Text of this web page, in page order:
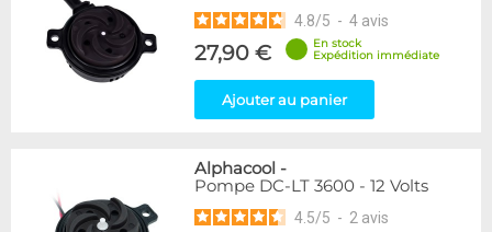
4.8/5 - 4 avis
27,90 €
En stock
Expédition immédiate
Ajouter au panier
Alphacool -
Pompe DC-LT 3600 - 12 Volts
4.5/5 - 2 avis